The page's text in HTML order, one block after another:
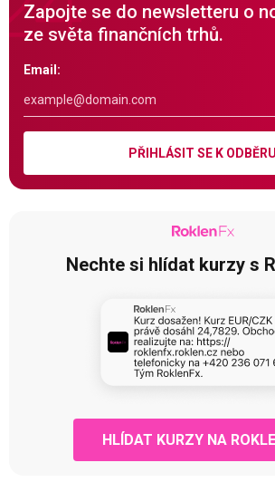
Zapojte se do newsletteru o
ze světa finančních trhů.
Email:
PŘIHLÁSIT SE K ODBĚRU
Nechte si hlídat kurzy s
HLÍDAT KURZY NA